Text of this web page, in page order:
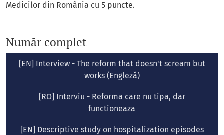
Medicilor din România cu 5 puncte.
Număr complet
[EN] Interview - The reform that doesn't scream but
works (Engleză)
[RO] Interviu - Reforma care nu tipa, dar
functioneaza
[EN] Descriptive study on hospitalization episodes